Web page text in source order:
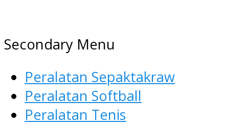
AGEN ALAT OLAHRAGA
Menyediakan Alat Olahraga
Secondary Menu
Peralatan Sepaktakraw
Peralatan Softball
Peralatan Tenis